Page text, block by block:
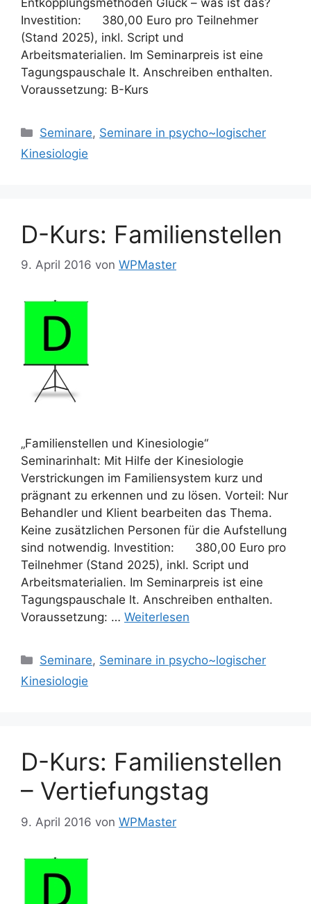
Investition: 380,00 Euro pro Teilnehmer
(Stand 2025), inkl. Script und
Arbeitsmaterialien. Im Seminarpreis ist eine
Tagungspauschale lt. Anschreiben enthalten.
Voraussetzung: B-Kurs
Kategorien
Seminare, Seminare in psycho~logischer
Kinesiologie
D-Kurs: Familienstellen
9. April 2016 von WPMaster
„Familienstellen und Kinesiologie“
Seminarinhalt: Mit Hilfe der Kinesiologie
Verstrickungen im Familiensystem kurz und
prägnant zu erkennen und zu lösen. Vorteil: Nur
Behandler und Klient bearbeiten das Thema.
Keine zusätzlichen Personen für die Aufstellung
sind notwendig. Investition: 380,00 Euro pro
Teilnehmer (Stand 2025), inkl. Script und
Arbeitsmaterialien. Im Seminarpreis ist eine
Tagungspauschale lt. Anschreiben enthalten.
Voraussetzung: … Weiterlesen
Kategorien
Seminare, Seminare in psycho~logischer
Kinesiologie
D-Kurs: Familienstellen
– Vertiefungstag
9. April 2016 von WPMaster